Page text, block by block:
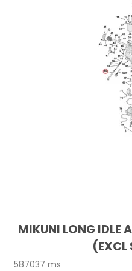
MIKUNI LONG IDLE
(EXCL
587037 ms